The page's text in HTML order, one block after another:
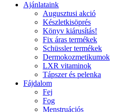
Ajánlataink
Augusztusi akció
Készletkisöprés
Könyv kiárusítás!
Fix áras termékek
Schüssler termékek
Dermokozmetikumok
LXR vitaminok
Tápszer és pelenka
Fájdalom
Fej
Fog
Menstruációs